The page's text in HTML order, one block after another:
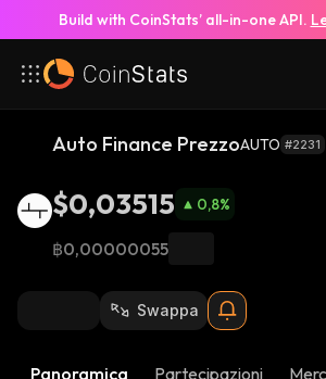
Build with CoinStats’ all-in-one API.
Auto Finance PrezzoAUTO #2231
$0,03515 0,8%
฿0,00000055
Swappa
Panoramica Partecipazioni